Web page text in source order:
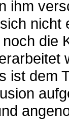
ihm
nicht
die
ist dem